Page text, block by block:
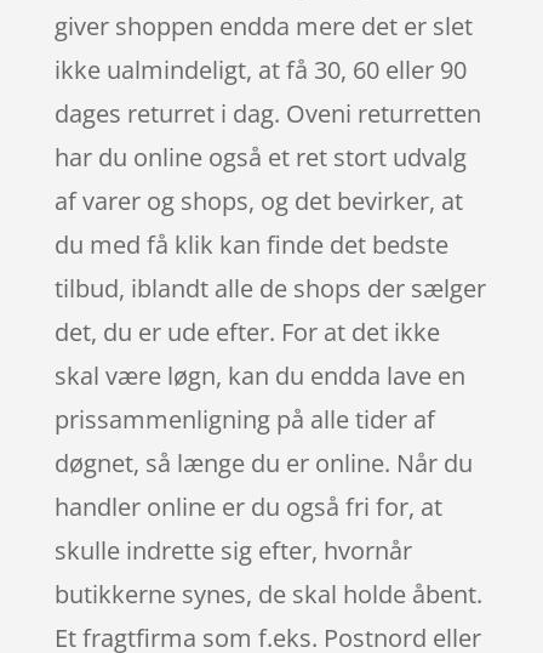
giver shoppen endda mere det er slet
ikke ualmindeligt, at få 30, 60 eller 90
dages returret i dag. Oveni returretten
har du online også et ret stort udvalg
af varer og shops, og det bevirker, at
du med få klik kan finde det bedste
tilbud, iblandt alle de shops der sælger
det, du er ude efter. For at det ikke
skal være løgn, kan du endda lave en
prissammenligning på alle tider af
døgnet, så længe du er online. Når du
handler online er du også fri for, at
skulle indrette sig efter, hvornår
butikkerne synes, de skal holde åbent.
Et fragtfirma som f.eks. Postnord eller